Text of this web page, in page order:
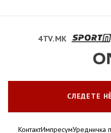
4TV.MK
СЛЕДЕТЕ
КонтактИмпресумУредничка